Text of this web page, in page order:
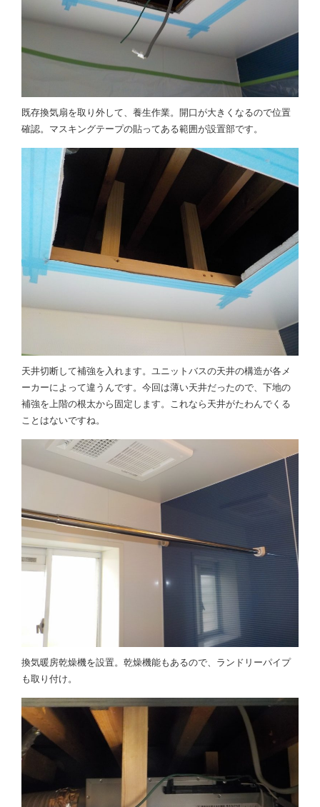
既存換気扇を取り外して、養生作業。開口が大きくなるので位置
確認。マスキングテープの貼ってある範囲が設置部です。
天井切断して補強を入れます。ユニットバスの天井の構造が各メ
ーカーによって違うんです。今回は薄い天井だったので、下地の
補強を上階の根太から固定します。これなら天井がたわんでくる
ことはないですね。
換気暖房乾燥機を設置。乾燥機能もあるので、ランドリーパイプ
も取り付け。